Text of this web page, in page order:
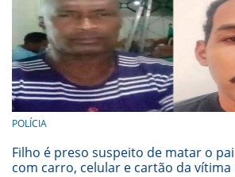
POLÍCIA
Filho é preso suspeito de matar o
com carro, celular e cartão da vítima